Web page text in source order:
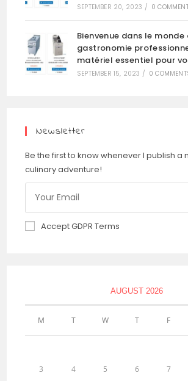
SEPTEMBER 20, 2023 / 0
Bienvenue dans le monde
gastronomie
matériel essentiel pour
SEPTEMBER 15, 2023 / 0
Newsletter
Be the first to know whenever I publish a
culinary adventure!
Accept GDPR Terms
AUGUST 2026
M T W T F
3 4 5 6 7